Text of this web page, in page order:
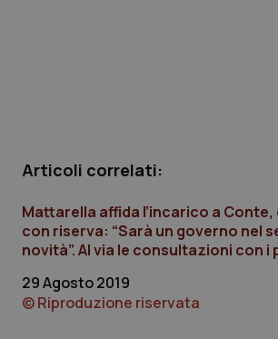
Campania
Emilia-Romagna
Friuli Venezia Giulia
Lazio
Car-T
Colesterolo & coronaropatie
Dermatite Atopica
Diabete & glucometri
Articoli correlati:
Mattarella affida l’incarico a
con riserva: “Sarà un governo nel
novità”. Al via le consultazioni con i
29 Agosto 2019
© Riproduzione riservata